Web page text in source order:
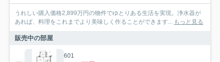
うれしい購入価格2,899万円の物件でゆとりある生活を実現。浄水器が
あれば、料理をこれまでより美味しく作ることができます... もっと見る
販売中の部屋
601